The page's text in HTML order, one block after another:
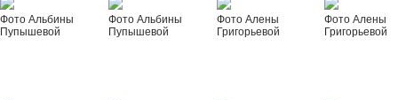
Фото Альбины
Пупышевой
Фото Альбины
Пупышевой
Фото Алены
Григорьевой
Фото Алены
Григорьевой